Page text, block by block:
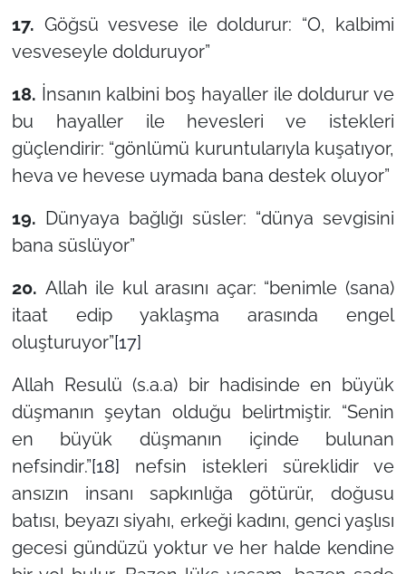
17. Göğsü vesvese ile doldurur: “O, kalbimi
vesveseyle dolduruyor”
18. İnsanın kalbini boş hayaller ile doldurur ve
bu hayaller ile hevesleri ve istekleri
güçlendirir: “gönlümü kuruntularıyla kuşatıyor,
heva ve hevese uymada bana destek oluyor”
19. Dünyaya bağlığı süsler: “dünya sevgisini
bana süslüyor”
20. Allah ile kul arasını açar: “benimle (sana)
itaat edip yaklaşma arasında engel
oluşturuyor”[17]
Allah Resulü (s.a.a) bir hadisinde en büyük
düşmanın şeytan olduğu belirtmiştir. “Senin
en büyük düşmanın içinde bulunan
nefsindir.”[18] nefsin istekleri süreklidir ve
ansızın insanı sapkınlığa götürür, doğusu
batısı, beyazı siyahı, erkeği kadını, genci yaşlısı
gecesi gündüzü yoktur ve her halde kendine